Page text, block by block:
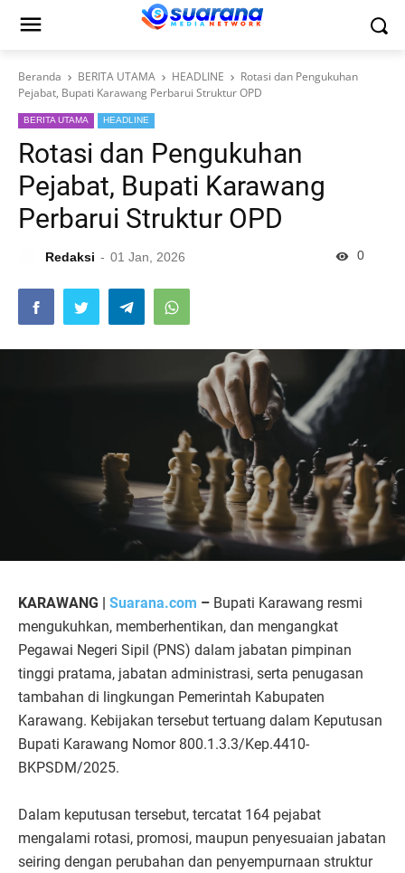
Beranda BERITA UTAMA HEADLINE
Rotasi dan Pengukuhan
Pejabat, Bupati Karawang Perbarui Struktur OPD
BERITA UTAMA HEADLINE
Rotasi dan Pengukuhan
Pejabat, Bupati Karawang
Perbarui Struktur OPD
Redaksi 01 Jan, 2026 0
KARAWANG | Suarana.com – Bupati Karawang resmi
mengukuhkan, memberhentikan, dan mengangkat
Pegawai Negeri Sipil (PNS) dalam jabatan pimpinan
tinggi pratama, jabatan administrasi, serta penugasan
tambahan di lingkungan Pemerintah Kabupaten
Karawang. Kebijakan tersebut tertuang dalam Keputusan
Bupati Karawang Nomor 800.1.3.3/Kep.4410-
BKPSDM/2025.
Dalam keputusan tersebut, tercatat 164 pejabat
mengalami rotasi, promosi, maupun penyesuaian jabatan
seiring dengan perubahan dan penyempurnaan struktur